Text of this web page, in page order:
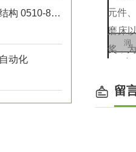
电磁换向阀的工作原理及结构 0510-85745374
动化
润
元件
磨床
奖，
留